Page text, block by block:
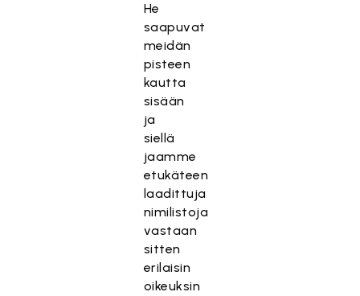
He
saapuvat
meidän
pisteen
kautta
sisään
ja
siellä
jaamme
etukäteen
laadittuja
nimilistoja
vastaan
sitten
erilaisin
oikeuksin